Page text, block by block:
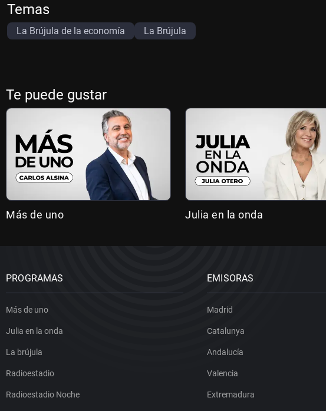
Temas
La Brújula de la economía La Brújula
Te puede gustar
Más de uno Julia en la onda
PROGRAMAS
Más de uno
Julia en la onda
La brújula
Radioestadio
Radioestadio Noche
EMISORAS
Madrid
Catalunya
Andalucía
Valencia
Extremadura